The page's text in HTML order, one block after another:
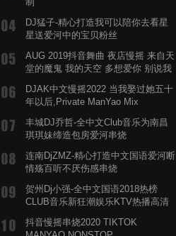
DJ猛子-精心打造我可以陪你去看星
星送爱河中的宝贝粉丝
AUG 2019抖音舞曲 夜店慢摇 来自天
堂的魔鬼 我的天空 多想爱你 别说我
DJAK中文慢摇2022 当我娶过她五十
年以后,Private ManYao Mix
丰城DJ乔哲-全中文Club音乐为南昌
琪琪妹缔造包房爱河串烧
连南DjZMZ-精心打造中文国语爱河断
情殇百听不厌伤感串烧
贺州Dj小强-全中文国语2018热榜
CLUB音乐新狂潮娱乐KTV热播高清
抖音慢摇串烧2020 TIKTOK